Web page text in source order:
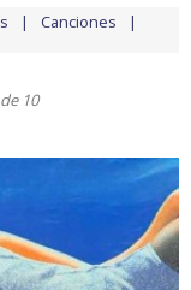
Canciones
10